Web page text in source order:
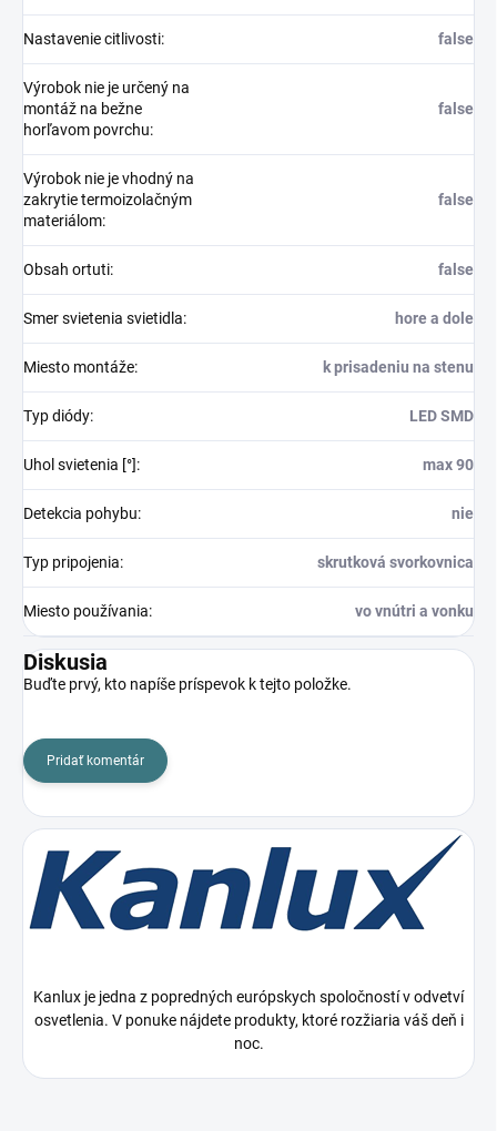
Nastavenie citlivosti: false
Výrobok nie je určený na
montáž na bežne
horľavom povrchu:
false
Výrobok nie je vhodný na
zakrytie termoizolačným
materiálom:
false
Obsah ortuti: false
Smer svietenia svietidla: hore a dole
Miesto montáže: k prisadeniu na stenu
Typ diódy: LED SMD
Uhol svietenia [°]: max 90
Detekcia pohybu: nie
Typ pripojenia: skrutková svorkovnica
Miesto používania: vo vnútri a vonku
Diskusia
Buďte prvý, kto napíše príspevok k tejto položke.
Pridať komentár
Kanlux je jedna z popredných európskych spoločností v odvetví
osvetlenia. V ponuke nájdete produkty, ktoré rozžiaria váš deň i
noc.